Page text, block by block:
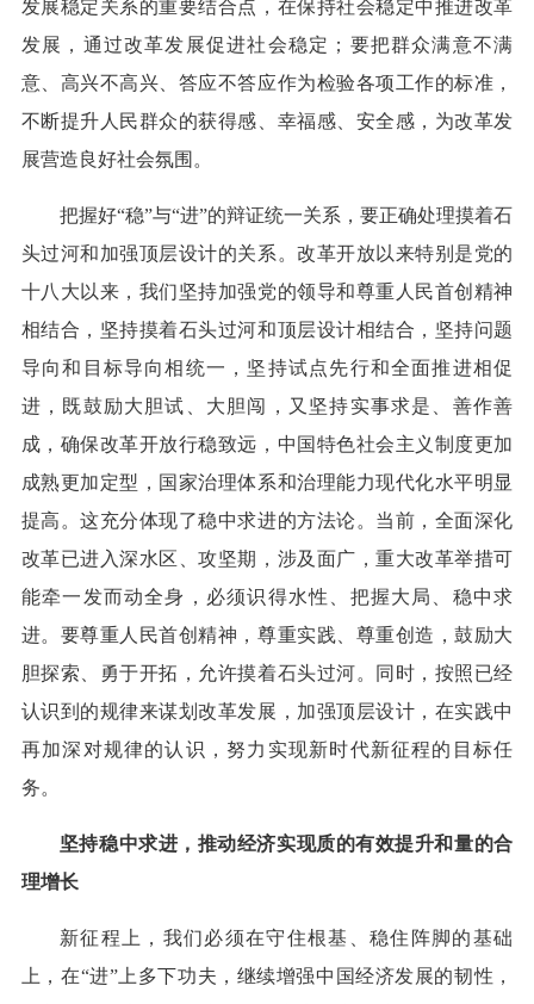
发展稳定关系的重要结合点，在保持社会稳定中推进改革
发展，通过改革发展促进社会稳定；要把群众满意不满
意、高兴不高兴、答应不答应作为检验各项工作的标准，
不断提升人民群众的获得感、幸福感、安全感，为改革发
展营造良好社会氛围。
把握好“稳”与“进”的辩证统一关系，要正确处理摸着石
头过河和加强顶层设计的关系。改革开放以来特别是党的
十八大以来，我们坚持加强党的领导和尊重人民首创精神
相结合，坚持摸着石头过河和顶层设计相结合，坚持问题
导向和目标导向相统一，坚持试点先行和全面推进相促
进，既鼓励大胆试、大胆闯，又坚持实事求是、善作善
成，确保改革开放行稳致远，中国特色社会主义制度更加
成熟更加定型，国家治理体系和治理能力现代化水平明显
提高。这充分体现了稳中求进的方法论。当前，全面深化
改革已进入深水区、攻坚期，涉及面广，重大改革举措可
能牵一发而动全身，必须识得水性、把握大局、稳中求
进。要尊重人民首创精神，尊重实践、尊重创造，鼓励大
胆探索、勇于开拓，允许摸着石头过河。同时，按照已经
认识到的规律来谋划改革发展，加强顶层设计，在实践中
再加深对规律的认识，努力实现新时代新征程的目标任
务。
坚持稳中求进，推动经济实现质的有效提升和量的合
理增长
新征程上，我们必须在守住根基、稳住阵脚的基础
上，在“进”上多下功夫，继续增强中国经济发展的韧性，